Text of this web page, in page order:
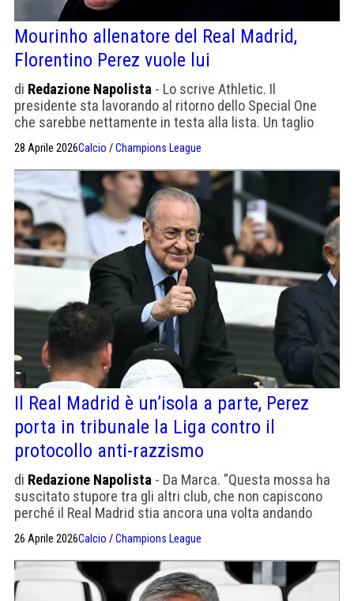
Mourinho allenatore del Real Madrid,
Florentino Perez vuole lui
di Redazione Napolista - Lo scrive Athletic. Il
presidente sta lavorando al ritorno dello Special One
che sarebbe nettamente in testa alla lista. Un taglio
modello Ancelotti
28 Aprile 2026Calcio /Champions League
Il Real Madrid è un’isola a parte, Perez
porta in tribunale la Liga contro il
protocollo anti-razzismo
di Redazione Napolista - Da Marca. "Questa mossa ha
suscitato stupore tra gli altri club, che non capiscono
perché il Real Madrid stia ancora una volta andando
26 Aprile 2026Calcio /Champions League